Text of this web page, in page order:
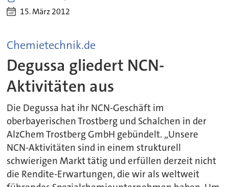
15. März 2012
Chemietechnik.de
Degussa gliedert NCN-
Aktivitäten aus
Die Degussa hat ihr NCN-Geschäft im
oberbayerischen Trostberg und Schalchen in der
AlzChem Trostberg GmbH gebündelt. „Unsere
NCN-Aktivitäten sind in einem strukturell
schwierigen Markt tätig und erfüllen derzeit nicht
die Rendite-Erwartungen, die wir als weltweit